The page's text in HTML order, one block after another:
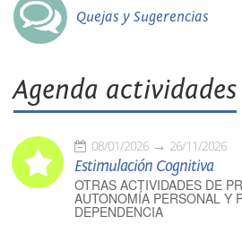
Quejas y Sugerencias
Agenda actividades
08/01/2026 26/11/2026
Estimulación Cognitiva
OTRAS ACTIVIDADES DE
AUTONOMÍA PERSONAL Y
DEPENDENCIA